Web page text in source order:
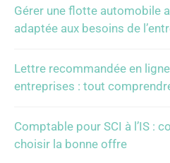
Gérer une flotte automobile
adaptée aux besoins de
Lettre recommandée en
entreprises : tout
Comptable pour SCI à l’IS :
choisir la bonne offre